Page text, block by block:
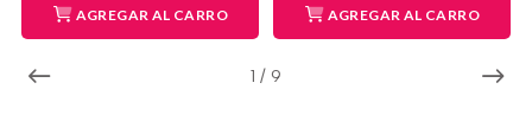
1 / 9
AGREGAR AL CARRO AGREGAR AL CARRO